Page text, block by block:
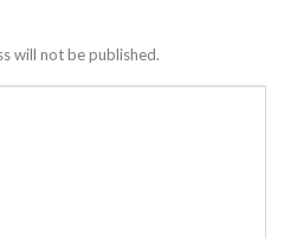
will not be published.